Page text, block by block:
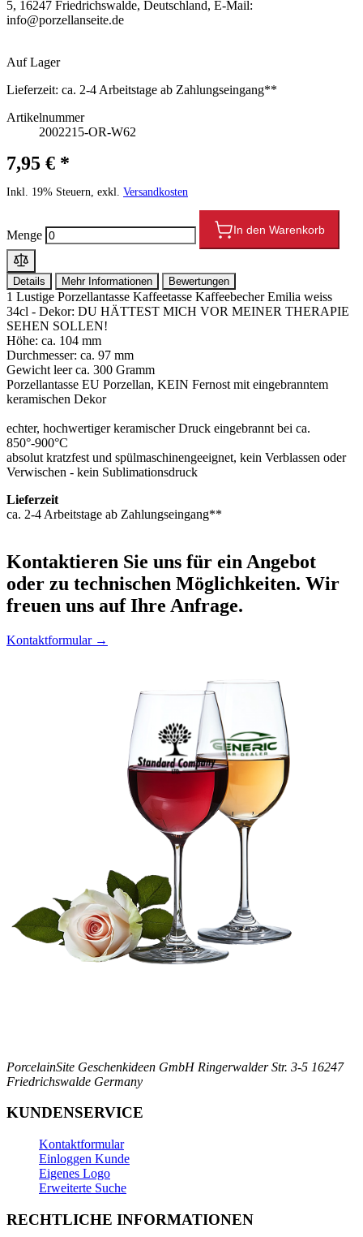
5, 16247 Friedrichswalde, Deutschland, E-Mail:
info@porzellanseite.de
Auf Lager
Lieferzeit: ca. 2-4 Arbeitstage ab Zahlungseingang**
Artikelnummer
2002215-OR-W62
7,95 € *
Inkl. 19% Steuern, exkl. Versandkosten
Menge In den Warenkorb
Details Mehr Informationen Bewertungen
1 Lustige Porzellantasse Kaffeetasse Kaffeebecher Emilia weiss
34cl - Dekor: DU HÄTTEST MICH VOR MEINER THERAPIE
SEHEN SOLLEN!
Höhe: ca. 104 mm
Durchmesser: ca. 97 mm
Gewicht leer ca. 300 Gramm
Porzellantasse EU Porzellan, KEIN Fernost mit eingebranntem
keramischen Dekor
echter, hochwertiger keramischer Druck eingebrannt bei ca.
850°-900°C
absolut kratzfest und spülmaschinengeeignet, kein Verblassen oder
Verwischen - kein Sublimationsdruck
Lieferzeit
ca. 2-4 Arbeitstage ab Zahlungseingang**
Kontaktieren Sie uns für ein Angebot
oder zu technischen Möglichkeiten. Wir
freuen uns auf Ihre Anfrage.
Kontaktformular →
PorcelainSite Geschenkideen GmbH Ringerwalder Str. 3-5 16247
Friedrichswalde Germany
KUNDENSERVICE
Kontaktformular
Einloggen Kunde
Eigenes Logo
Erweiterte Suche
RECHTLICHE INFORMATIONEN